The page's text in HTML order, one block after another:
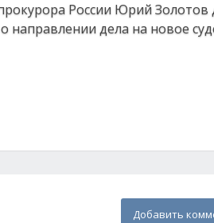
России Юрий Золотов
направлении дела на новое
Добавить